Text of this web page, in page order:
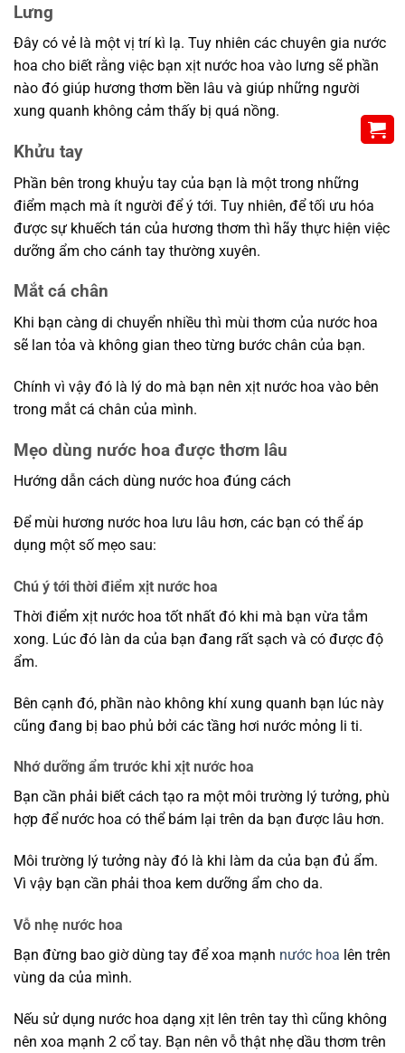
Lưng
Đây có vẻ là một vị trí kì lạ. Tuy nhiên các chuyên gia nước
hoa cho biết rằng việc bạn xịt nước hoa vào lưng sẽ phần
nào đó giúp hương thơm bền lâu và giúp những người
xung quanh không cảm thấy bị quá nồng.
Khửu tay
Phần bên trong khuỷu tay của bạn là một trong những
điểm mạch mà ít người để ý tới. Tuy nhiên, để tối ưu hóa
được sự khuếch tán của hương thơm thì hãy thực hiện việc
dưỡng ẩm cho cánh tay thường xuyên.
Mắt cá chân
Khi bạn càng di chuyển nhiều thì mùi thơm của nước hoa
sẽ lan tỏa và không gian theo từng bước chân của bạn.
Chính vì vậy đó là lý do mà bạn nên xịt nước hoa vào bên
trong mắt cá chân của mình.
Mẹo dùng nước hoa được thơm lâu
Hướng dẫn cách dùng nước hoa đúng cách
Để mùi hương nước hoa lưu lâu hơn, các bạn có thể áp
dụng một số mẹo sau:
Chú ý tới thời điểm xịt nước hoa
Thời điểm xịt nước hoa tốt nhất đó khi mà bạn vừa tắm
xong. Lúc đó làn da của bạn đang rất sạch và có được độ
ẩm.
Bên cạnh đó, phần nào không khí xung quanh bạn lúc này
cũng đang bị bao phủ bởi các tầng hơi nước mỏng li ti.
Nhớ dưỡng ẩm trước khi xịt nước hoa
Bạn cần phải biết cách tạo ra một môi trường lý tưởng, phù
hợp để nước hoa có thể bám lại trên da bạn được lâu hơn.
Môi trường lý tưởng này đó là khi làm da của bạn đủ ẩm.
Vì vậy bạn cần phải thoa kem dưỡng ẩm cho da.
Vỗ nhẹ nước hoa
Bạn đừng bao giờ dùng tay để xoa mạnh nước hoa lên trên
vùng da của mình.
Nếu sử dụng nước hoa dạng xịt lên trên tay thì cũng không
nên xoa mạnh 2 cổ tay. Bạn nên vỗ thật nhẹ dầu thơm trên